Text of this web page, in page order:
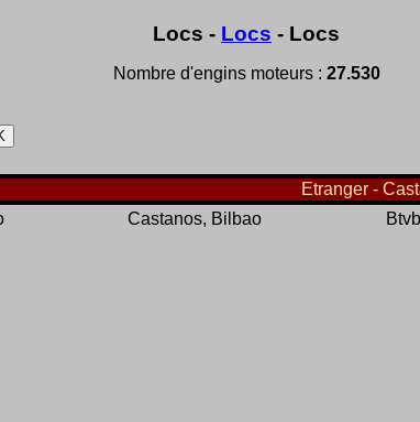
Locs - Locs - Locs
Nombre d'engins moteurs : 27.530
Etranger -
Castanos, Bilbao Btvb